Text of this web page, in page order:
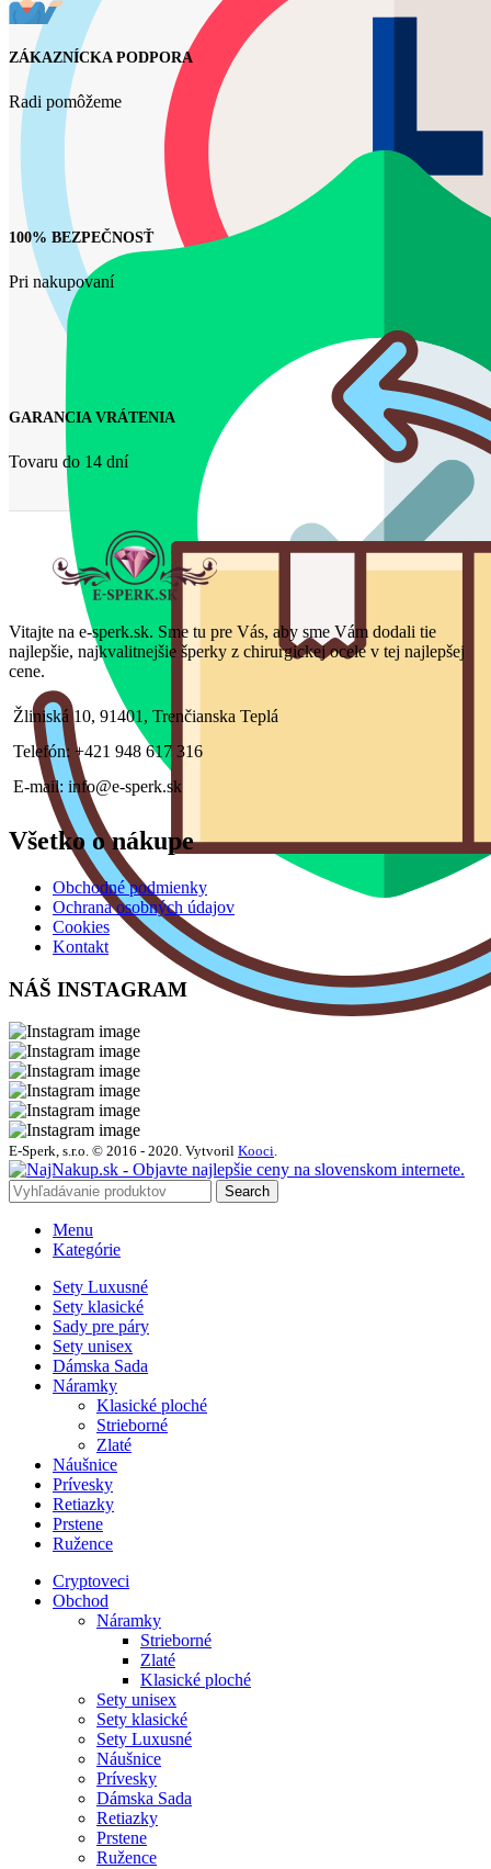
ZÁKAZNÍCKA PODPORA
Radi pomôžeme
100% BEZPEČNOSŤ
Pri nakupovaní
GARANCIA VRÁTENIA
Tovaru do 14 dní
Vitajte na e-sperk.sk. Sme tu pre Vás, aby sme Vám dodali tie
najlepšie, najkvalitnejšie šperky z chirurgickej ocele v tej najlepšej
cene.
Žliniská 10, 91401, Trenčianska Teplá
Telefón: +421 948 617 316
E-mail: info@e-sperk.sk
Všetko o nákupe
Obchodné podmienky
Ochrana osobných údajov
Cookies
Kontakt
NÁŠ INSTAGRAM
E-Sperk, s.r.o. © 2016 - 2020. Vytvoril Kooci.
Search
Menu
Kategórie
Sety Luxusné
Sety klasické
Sady pre páry
Sety unisex
Dámska Sada
Náramky
Klasické ploché
Strieborné
Zlaté
Náušnice
Prívesky
Retiazky
Prstene
Ružence
Cryptoveci
Obchod
Náramky
Strieborné
Zlaté
Klasické ploché
Sety unisex
Sety klasické
Sety Luxusné
Náušnice
Prívesky
Dámska Sada
Retiazky
Prstene
Ružence